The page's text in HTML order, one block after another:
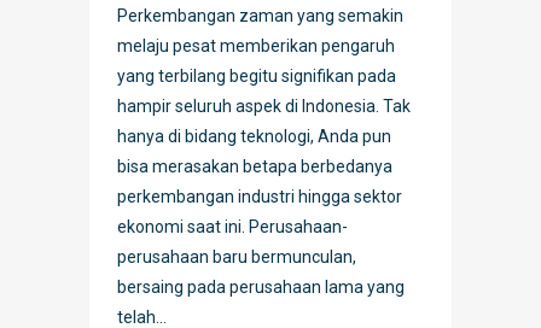
Perkembangan zaman yang semakin
melaju pesat memberikan pengaruh
yang terbilang begitu signifikan pada
hampir seluruh aspek di Indonesia. Tak
hanya di bidang teknologi, Anda pun
bisa merasakan betapa berbedanya
perkembangan industri hingga sektor
ekonomi saat ini. Perusahaan-
perusahaan baru bermunculan,
bersaing pada perusahaan lama yang
telah...